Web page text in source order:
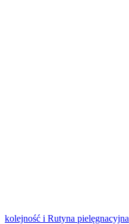
kolejność i Rutyna pielęgnacyjna